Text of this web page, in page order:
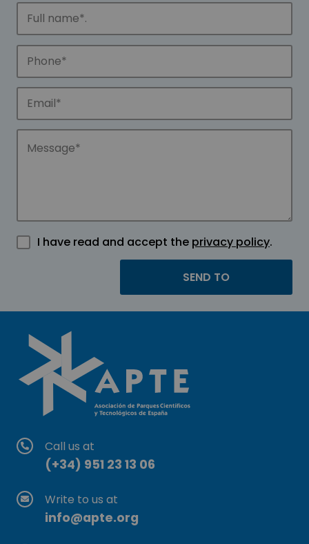
I have read and accept the privacy policy.
Call us at
(+34) 951 23 13 06
Write to us at
info@apte.org